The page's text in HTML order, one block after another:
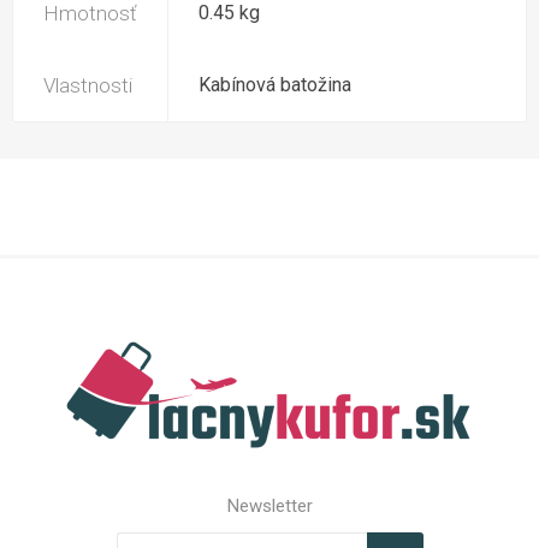
Hmotnosť 0.45 kg
Vlastnosti Kabínová batožina
Newsletter